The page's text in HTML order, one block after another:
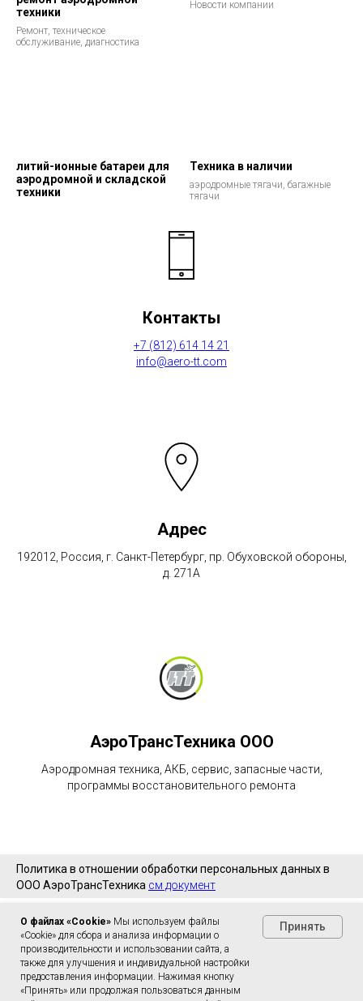
техники
Ремонт, техническое
обслуживание, диагностика
Новости компании
литий-ионные батареи для
аэродромной и складской
техники
Техника в наличии
аэродромные тягачи, багажные
тягачи
Контакты
+7 (812) 614 14 21
info@aero-tt.com
Адрес
192012, Россия, г. Санкт-Петербург, пр. Обуховской обороны,
д. 271А
АэроТрансТехника ООО
Аэродромная техника, АКБ, сервис, запасные части,
программы восстановительного ремонта
О файлах «Cookie» Мы используем файлы
«Cookie» для сбора и анализа информации о
производительности и использовании сайта, а
также для улучшения и индивидуальной настройки
предоставления информации. Нажимая кнопку
«Принять» или продолжая пользоваться данным
Принять
Политика в отношении обработки персональных данных в
ООО АэроТрансТехника см документ